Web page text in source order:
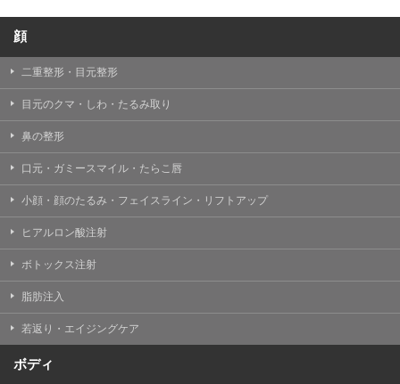
TCBグループは、個人情報保護法その他の法令により認
められる場合を除き、患者様の同意なしに、取得情報を
ん。
【個人情報の開示・訂正・利用停止について】
TCBグループは、本人の申し出により個人情報に関する
開示、訂正、更新、削除、利用停止その他お問い合わせ
について、これを適切に対応します。
【Cookie(クッキー)について】
Cookieは、一般的にインターネット閲覧を行う際、又は
の閲覧情報を記憶させておく機能です。
TCBグループでは、Cookie及び類似技術を使用して収集
を分析し、パフォーマンス改善や、WEBサイトを通じて
提供するサービスの向上・改善のため、Cookieを使用す
ることがあります。ご使用のブラウザによりCookieを無
顔
二重整形・目元整形
目元のクマ・しわ・たるみ取り
鼻の整形
口元・ガミースマイル・たらこ唇
小顔・顔のたるみ・フェイスライン・リフトアップ
ヒアルロン酸注射
ボトックス注射
脂肪注入
若返り・エイジングケア
ボディ